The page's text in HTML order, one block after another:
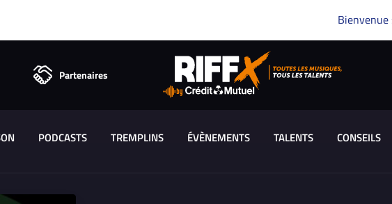
Bienvenue
Partenaires
PODCASTS TREMPLINS ÉVÈNEMENTS TALENTS CONSEILS